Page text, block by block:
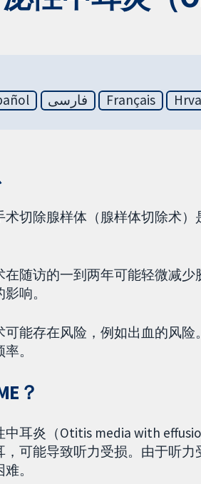
فارسی Français
术切除腺样体（腺样体切除术
在随访的一到两年可能轻微减
响。
可能存在风险，例如出血的风
。
？
中耳炎（Otitis media with
，可能导致听力受损。由于听
。